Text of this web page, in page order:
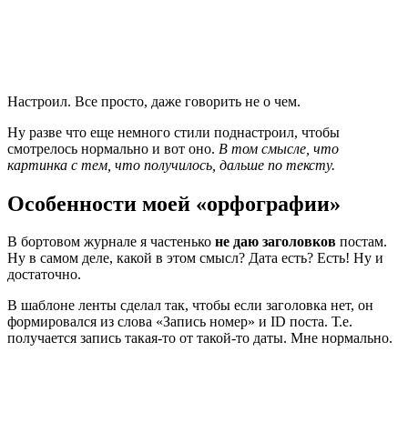
Настроил. Все просто, даже говорить не о чем.
Ну разве что еще немного стили поднастроил, чтобы
смотрелось нормально и вот оно. В том смысле, что
картинка с тем, что получилось, дальше по тексту.
Особенности моей «орфографии»
В бортовом журнале я частенько не даю заголовков постам.
Ну в самом деле, какой в этом смысл? Дата есть? Есть! Ну и
достаточно.
В шаблоне ленты сделал так, чтобы если заголовка нет, он
формировался из слова «Запись номер» и ID поста. Т.е.
получается запись такая-то от такой-то даты. Мне нормально.